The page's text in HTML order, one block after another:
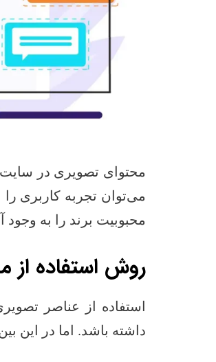
محتوای تصویری در
می‌توان تجربه کاربری
محبوبیت برند را به وجود
روش استفاده
استفاده از عناصر
داشته باشد. اما در این